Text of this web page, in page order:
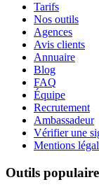
Tarifs
Nos outils
Agences
Avis clients
Annuaire
Blog
FAQ
Équipe
Recrutement
Ambassadeur
Vérifier une
Mentions
Outils